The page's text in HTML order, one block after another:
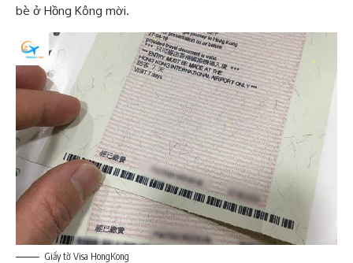
bè ở Hồng Kông mời.
Giấy tờ Visa HongKong